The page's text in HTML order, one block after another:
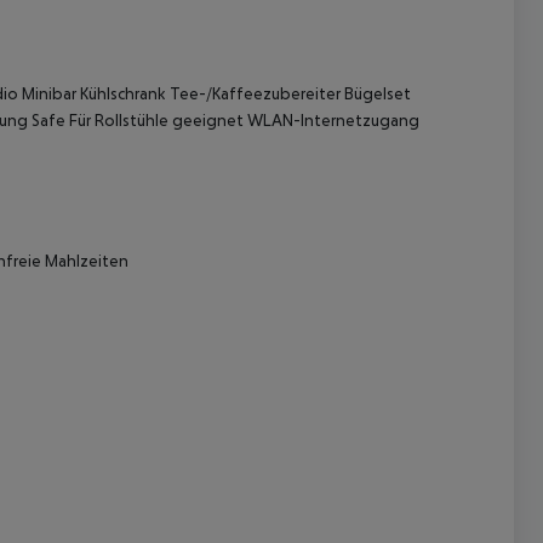
Minibar Kühlschrank Tee-/Kaffeezubereiter Bügelset
Safe Für Rollstühle geeignet WLAN-Internetzugang
Mahlzeiten